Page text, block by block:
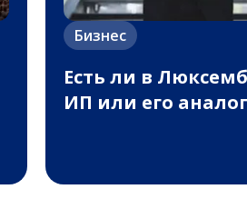
Бизнес
Есть ли в
ИП или его